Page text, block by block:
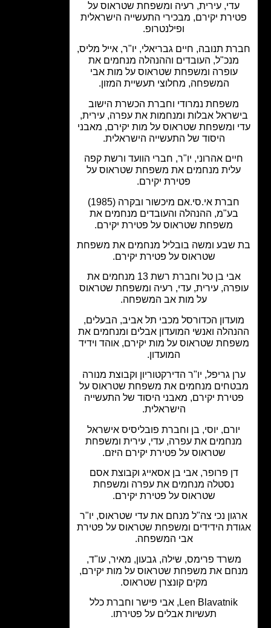
עדי, עירית, רעיה ומשפחת שטראוס על
יקירם, מבכירי התעשייה הישראלית
ופילנטרופ.
תנובה, חיים גבריאלי, יו"ר, אייל מליס,
מנכ"ל, העובדים וההנהלה מנחמים את
עופרה ומשפחת שטראוס על מות אבי
המשפחה, מחלוצי תעשיית המזון.
משפחת נמרודי וחברת הכשרת הישוב
אבלות ומנחמות את עפרה, עירית,
ומשפחת שטראוס על מות יקירם, מאבני
היסוד של התעשייה הישראלית.
אהרוני, יו"ר, חברי הוועד ורשת קפה
מנחמים את משפחת שטראוס על
פטירת יקירם.
חברת אי.סי.אם מיכשור ובקרה (1985)
בע"מ, ההנהלה והעובדים מנחמים את
משפחת שטראוס על פטירת יקירם.
שבע ומשה בובליל מנחמים את משפחת
שטראוס על פטירת יקירם.
אבי בן טל וחברת רשת 13 מנחמים את
עירית, עדי, רעיה ומשפחת שטראוס
על מות אב המשפחה.
הכדורסל מכבי תל אביב, הבעלים,
ואנשי המועדון אבלים ומנחמים את
שטראוס על מות יקירם, אוהד וידיד
המועדון.
גריפל, יו"ר הדירקטוריון וקבוצת מנורה
מנחמים את משפחת שטראוס על
יקירם, מאבני היסוד של התעשייה
הישראלית.
יוסי, בן וחברת פובליסיס אישראל
את עפרה, עדי, עירית ומשפחת
שטראוס על פטירת יקירם היזם.
דן פרופר, אבי בן אסאייג וקבוצת אסם
נסטלה מנחמים את עפרה ומשפחת
שטראוס על פטירת יקירם.
נכי צה"ל מנחם את עדי שטראוס, יו"ר
הידידים ומשפחת שטראוס על פטירת
אבי המשפחה.
פרימס, שילה, גבעון, מאיר, עו"ד,
את משפחת שטראוס על מות יקירם,
מקים קונצרן שטראוס.
Len Blavatnik, אבי פישר וחברת כלל
תעשיות אבלים על פטירתו.